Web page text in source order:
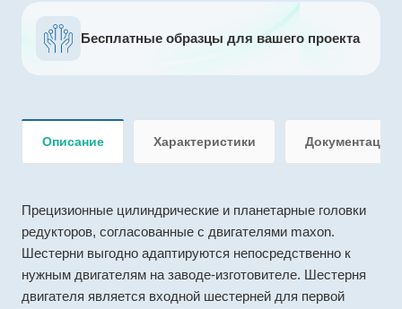
Бесплатные образцы для вашего проекта
Описание Характеристики Документация
Прецизионные цилиндрические и планетарные головки
редукторов, согласованные с двигателями maxon.
Шестерни выгодно адаптируются непосредственно к
нужным двигателям на заводе-изготовителе. Шестерня
двигателя является входной шестерней для первой